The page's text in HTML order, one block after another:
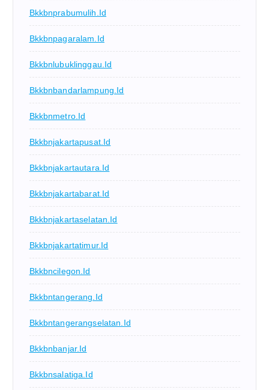
Bkkbnprabumulih.id
Bkkbnpagaralam.id
Bkkbnlubuklinggau.id
Bkkbnbandarlampung.id
Bkkbnmetro.id
Bkkbnjakartapusat.id
Bkkbnjakartautara.id
Bkkbnjakartabarat.id
Bkkbnjakartaselatan.id
Bkkbnjakartatimur.id
Bkkbncilegon.id
Bkkbntangerang.id
Bkkbntangerangselatan.id
Bkkbnbanjar.id
Bkkbnsalatiga.id